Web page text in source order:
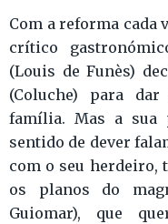
Com a reforma cada
crítico
(Louis de Funès)
(Coluche) para
família. Mas a sua
sentido de dever
com o seu herdeiro,
os planos do
Guiomar), que